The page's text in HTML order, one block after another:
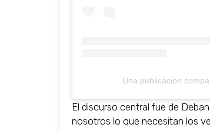
Una publicación
El discurso central fue de
nosotros lo que necesitan los